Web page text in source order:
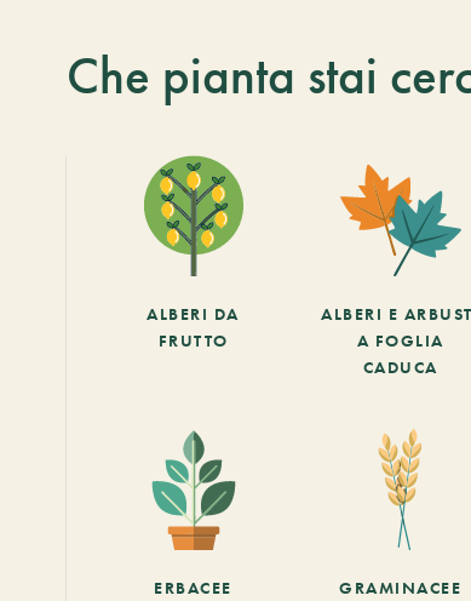
Che pianta stai
ALBERI DA
FRUTTO
ALBERI E
A FOGLIA
CADUCA
ERBACEE
GRAMINACEE